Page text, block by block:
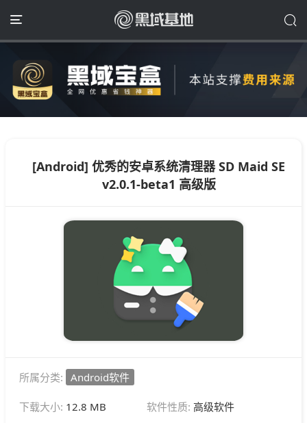
[Android] 优秀的安卓系统清理器 SD Maid SE
v2.0.1-beta1 高级版
所属分类: Android软件
下载大小: 12.8 MB 软件性质: 高级软件